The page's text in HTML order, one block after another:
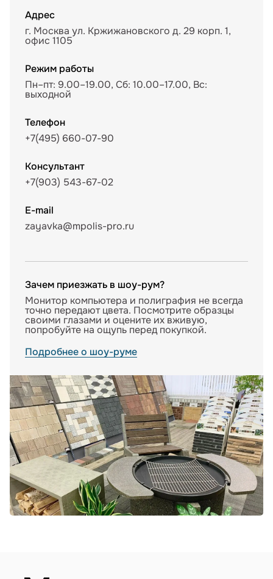
Адрес
г. Москва ул. Кржижановского д. 29 корп. 1,
офис 1105
Режим работы
Пн–пт: 9.00–19.00, Сб: 10.00–17.00, Вс:
выходной
Телефон
+7(495) 660-07-90
Консультант
+7(903) 543-67-02
E-mail
zayavka@mpolis-pro.ru
Зачем приезжать в шоу-рум?
Монитор компьютера и полиграфия не всегда
точно передают цвета. Посмотрите образцы
своими глазами и оцените их вживую,
попробуйте на ощупь перед покупкой.
Подробнее о шоу-руме